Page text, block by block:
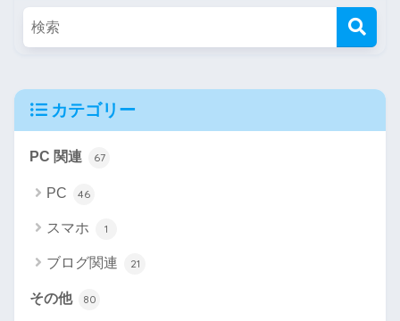
カテゴリー
PC 関連 67
PC 46
スマホ 1
ブログ関連 21
その他 80